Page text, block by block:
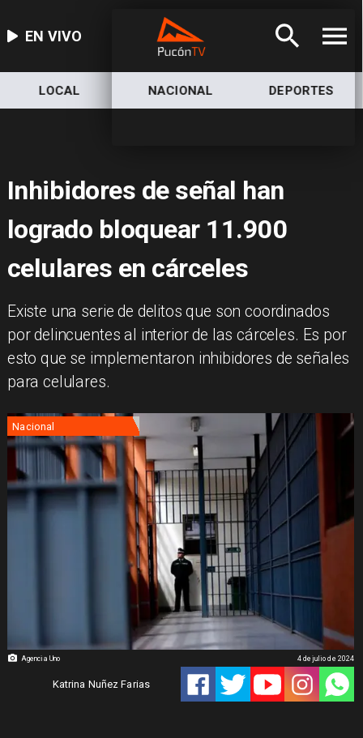
EN VIVO
LOCAL NACIONAL DEPORTES
Inhibidores de señal han
logrado bloquear 11.900
celulares en cárceles
Existe una serie de delitos que son coordinados
por delincuentes al interior de las cárceles. Es por
esto que se implementaron inhibidores de señales
para celulares.
Agencia Uno
Nacional
Katrina Nuñez Farias
4 de julio de 2024